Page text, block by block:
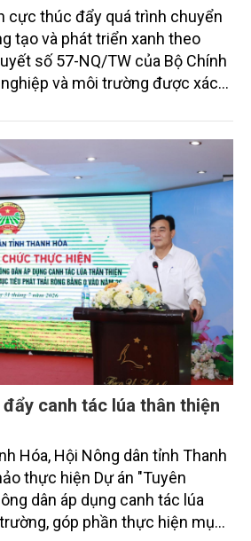
cực thúc đẩy quá trình chuyển
tạo và phát triển xanh theo
số 57-NQ/TW của Bộ Chính
và môi trường được xác
công nghệ và cam kết bền vững
mục tiêu đưa phát thải ròng
năm 2050.
canh tác lúa thân thiện
Hóa, Hội Nông dân tỉnh Thanh
thực hiện Dự án "Tuyên
dân áp dụng canh tác lúa
góp phần thực hiện mục